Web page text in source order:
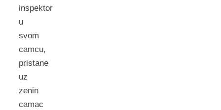
inspektor
u
svom
camcu,
pristane
uz
zenin
camac